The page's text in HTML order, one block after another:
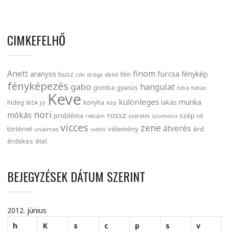
CIMKEFELHŐ
Anett aranyos busz ciki drága ebéd film finom furcsa fénykép
fényképezés gabo gomba gyanús hangulat hiba hibás
hideg IKEA jó Keve konyha kép különleges lakás munka
mókás nori probléma reklám rossz szerelés szomorú szép tél
történet unalmas vicces videó vélemény zene átverés érd
érdekes étel
BEJEGYZÉSEK DÁTUM SZERINT
2012. június
h
K s c p s
v